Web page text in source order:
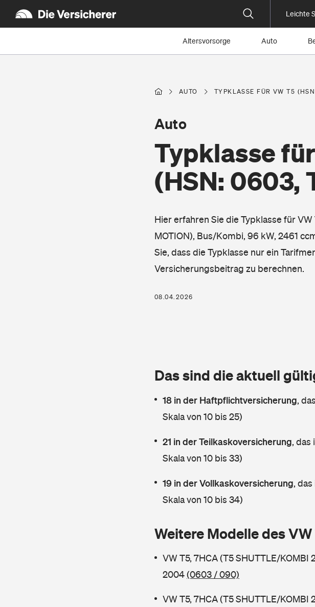
Leichte
Altersvorsorge Auto
AUTO TYPKLASSE FÜR VW T5
Typklasse
(HSN: 0603,
Auto
Hier erfahren Sie die Typklasse für
MOTION), Bus/Kombi, 96 kW, 2461
Sie, dass die Typklasse nur ein
Versicherungsbeitrag zu berechnen.
08.04.2026
Das sind die aktuell
18 in der Haftpflichtversicherung,
Skala von 10 bis 25)
21 in der Teilkaskoversicherung, das
Skala von 10 bis 33)
19 in der Vollkaskoversicherung, das
Skala von 10 bis 34)
Weitere Modelle des
VW T5, 7HCA (T5 SHUTTLE/KOMBI
2004(0603 / 090)
VW T5, 7HCA (T5 SHUTTLE/KOMBI